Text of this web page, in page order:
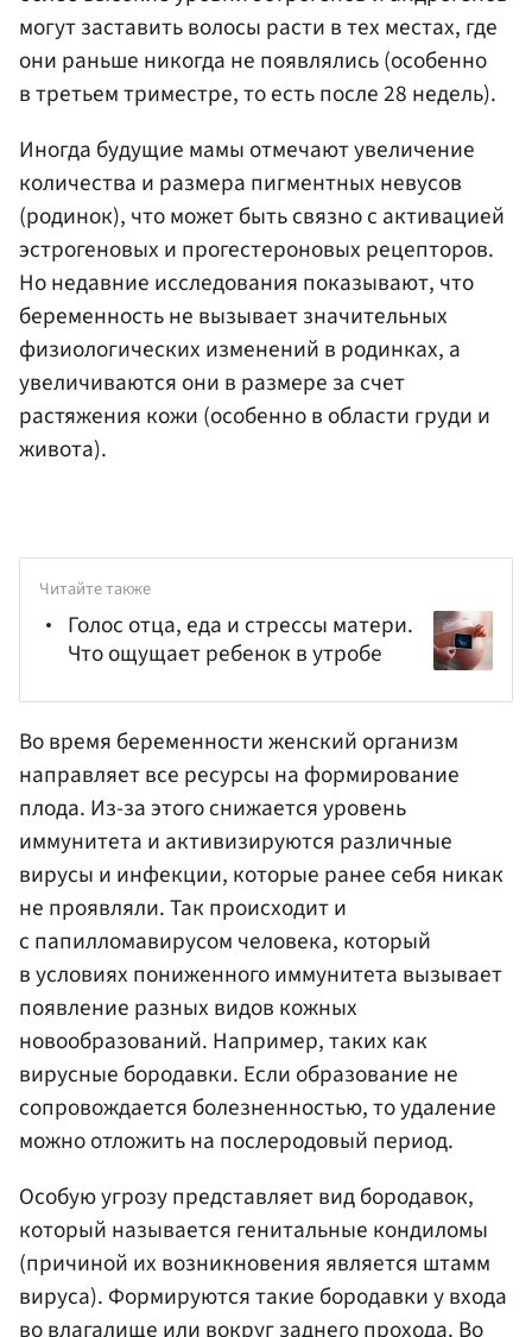
могут заставить волосы расти в тех местах, где
они раньше никогда не появлялись (особенно
в третьем триместре, то есть после 28 недель).
Иногда будущие мамы отмечают увеличение
количества и размера пигментных невусов
(родинок), что может быть связно с активацией
эстрогеновых и прогестероновых рецепторов.
Но недавние исследования показывают, что
беременность не вызывает значительных
физиологических изменений в родинках, а
увеличиваются они в размере за счет
растяжения кожи (особенно в области груди и
живота).
Читайте также
Голос отца, еда и стрессы матери.
Что ощущает ребенок в утробе
Во время беременности женский организм
направляет все ресурсы на формирование
плода. Из-за этого снижается уровень
иммунитета и активизируются различные
вирусы и инфекции, которые ранее себя никак
не проявляли. Так происходит и
с папилломавирусом человека, который
в условиях пониженного иммунитета вызывает
появление разных видов кожных
новообразований. Например, таких как
вирусные бородавки. Если образование не
сопровождается болезненностью, то удаление
можно отложить на послеродовый период.
Особую угрозу представляет вид бородавок,
который называется генитальные кондиломы
(причиной их возникновения является штамм
вируса). Формируются такие бородавки у входа
во влагалище или вокруг заднего прохода. Во